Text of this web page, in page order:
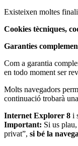
Existeixen moltes
Cookies tècniques,
Garanties
Com a garantia
en todo moment ser
Molts navegadors
continuació trobarà
Internet Explorer 8 i
Important: Si us
privat”, si bé la